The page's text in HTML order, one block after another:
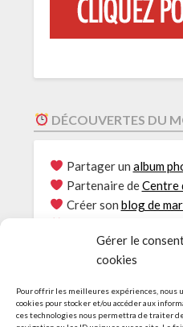
Gérer le
cookies
Pour offrir les meilleures expériences, nous
cookies pour stocker et/ou accéder aux
ces technologies nous permettra de traiter
DÉCOUVERTES DU
Partager un album
Partenaire deCentre
Créer son blog de
Partage photos
Consultations
Idées et guide pour
Agence web :